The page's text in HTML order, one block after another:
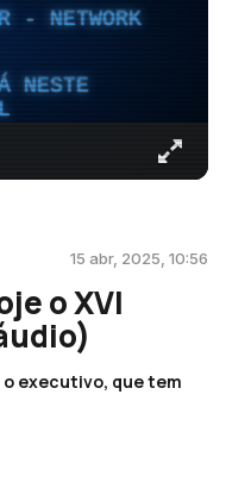
- NETWORK
NESTE
15 abr, 2025, 10:56
o XVI
executivo, que tem